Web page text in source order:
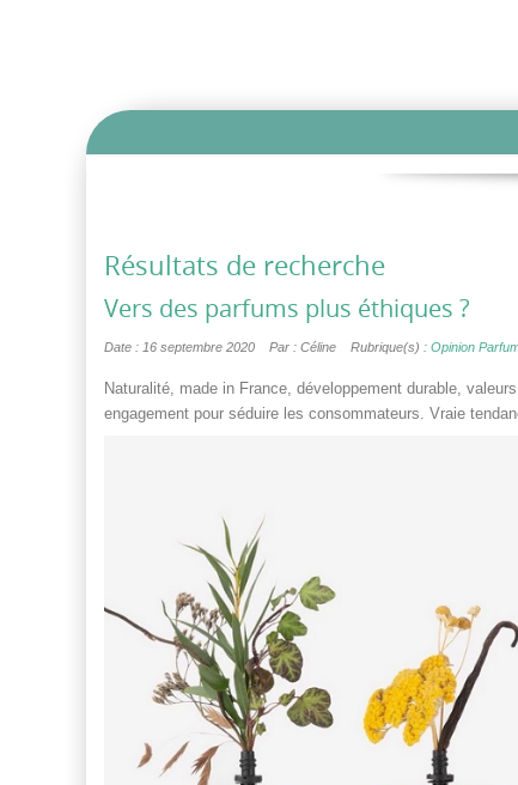
Résultats de recherche
Vers des parfums plus éthiques ?
Date : 16 septembre 2020 Par : Céline Rubrique(s) : Opinion
Naturalité, made in France, développement durable,
engagement pour séduire les consommateurs. Vraie